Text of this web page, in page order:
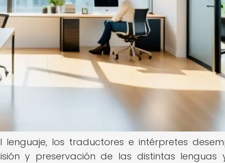
los traductores e intérpretes
y preservación de las distintas lenguas